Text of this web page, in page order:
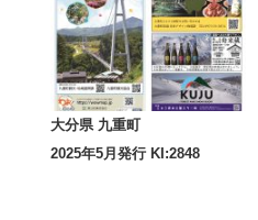
大分県 九重町
2025年5月発行 KI:2848